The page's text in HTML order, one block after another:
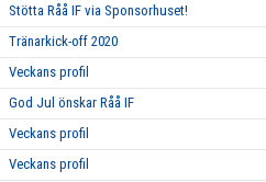
Stötta Råå IF via Sponsorhuset!
Tränarkick-off 2020
Veckans profil
God Jul önskar Råå IF
Veckans profil
Veckans profil